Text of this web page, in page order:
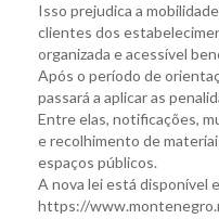
Isso prejudica a
clientes dos
organizada e acessível
Após o período de
passará a aplicar as
Entre elas, notificações,
e recolhimento de
espaços públicos.
A nova lei está disponível
https://